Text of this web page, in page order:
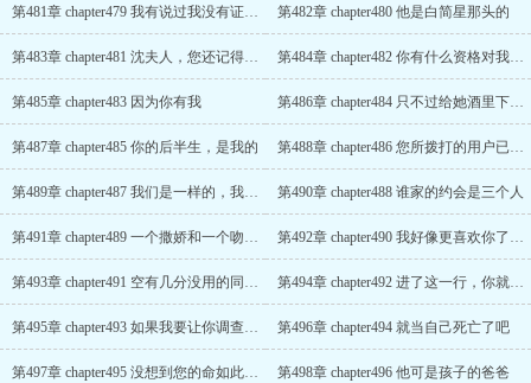
第481章 chapter479 我有说过我没有证据吗? 第482章 chapter480 他是白简星那头的
第483章 chapter481 沈夫人，您还记得我吗 第484章 chapter482 你有什么资格对我说放下
第485章 chapter483 因为你有我 第486章 chapter484 只不过给她酒里下了点东西而已
第487章 chapter485 你的后半生，是我的 第488章 chapter486 您所拨打的用户已关机
第489章 chapter487 我们是一样的，我们同病相怜 第490章 chapter488 谁家的约会是三个人
第491章 chapter489 一个撒娇和一个吻就能换来男人的心甘情愿 第492章 chapter490 我好像更喜欢你了一点
第493章 chapter491 空有几分没用的同情心 第494章 chapter492 进了这一行，你就得遵守这一行的规矩
第495章 chapter493 如果我要让你调查一个人 第496章 chapter494 就当自己死亡了吧
第497章 chapter495 没想到您的命如此廉价 第498章 chapter496 他可是孩子的爸爸